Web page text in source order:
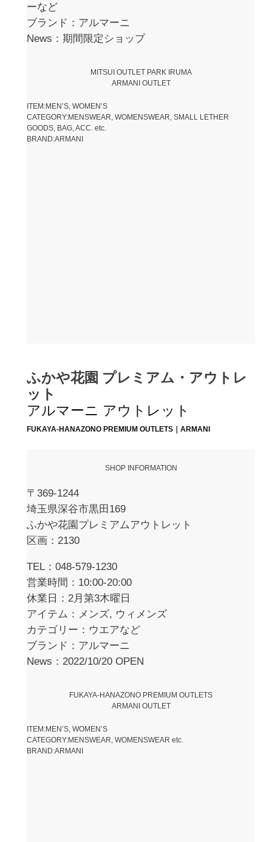
ーなど
ブランド：アルマーニ
News：期間限定ショップ
MITSUI OUTLET PARK IRUMA
ARMANI OUTLET
ITEM:MEN’S, WOMEN’S
CATEGORY:MENSWEAR, WOMENSWEAR, SMALL LETHER
GOODS, BAG, ACC. etc.
BRAND:ARMANI
ふかや花園 プレミアム・アウトレ
ット
アルマーニ アウトレット
FUKAYA-HANAZONO PREMIUM OUTLETS｜ARMANI
SHOP INFORMATION
〒369-1244
埼玉県深谷市黒田169
ふかや花園プレミアムアウトレット
区画：2130
TEL：048-579-1230
営業時間：10:00-20:00
休業日：2月第3木曜日
アイテム：メンズ, ウィメンズ
カテゴリー：ウエアなど
ブランド：アルマーニ
News：2022/10/20 OPEN
FUKAYA-HANAZONO PREMIUM OUTLETS
ARMANI OUTLET
ITEM:MEN’S, WOMEN’S
CATEGORY:MENSWEAR, WOMENSWEAR etc.
BRAND:ARMANI